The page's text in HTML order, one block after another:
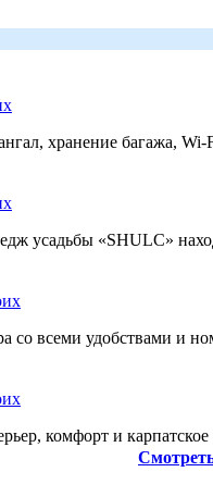
хранение багажа,
усадьбы «SHULC»
со всеми удобствами и
комфорт и